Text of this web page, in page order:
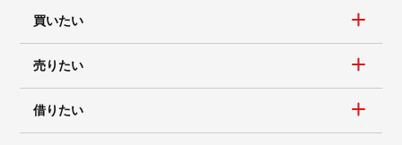
買いたい
売りたい
借りたい